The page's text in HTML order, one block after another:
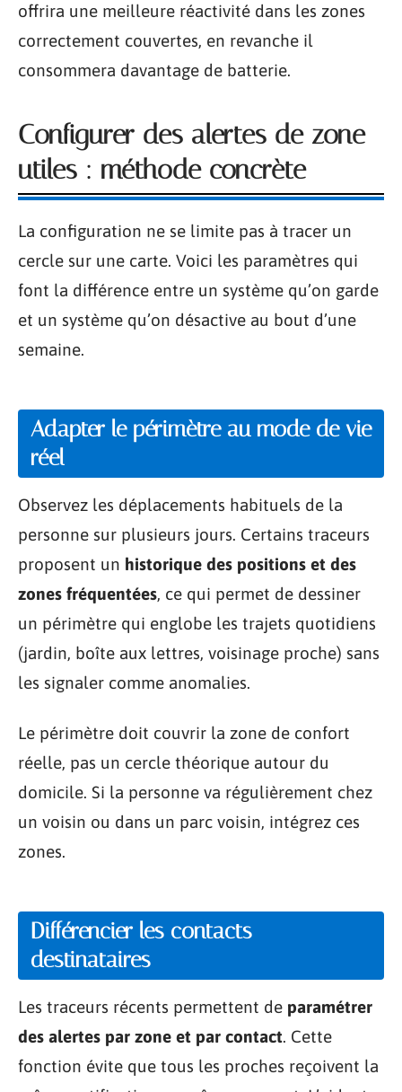
offrira une meilleure réactivité dans les zones
correctement couvertes, en revanche il
consommera davantage de batterie.
Configurer des alertes de zone
utiles : méthode concrète
La configuration ne se limite pas à tracer un
cercle sur une carte. Voici les paramètres qui
font la différence entre un système qu’on garde
et un système qu’on désactive au bout d’une
semaine.
Adapter le périmètre au mode de vie
réel
Observez les déplacements habituels de la
personne sur plusieurs jours. Certains traceurs
proposent un historique des positions et des
zones fréquentées, ce qui permet de dessiner
un périmètre qui englobe les trajets quotidiens
(jardin, boîte aux lettres, voisinage proche) sans
les signaler comme anomalies.
Le périmètre doit couvrir la zone de confort
réelle, pas un cercle théorique autour du
domicile. Si la personne va régulièrement chez
un voisin ou dans un parc voisin, intégrez ces
zones.
Différencier les contacts
destinataires
Les traceurs récents permettent de paramétrer
des alertes par zone et par contact. Cette
fonction évite que tous les proches reçoivent la